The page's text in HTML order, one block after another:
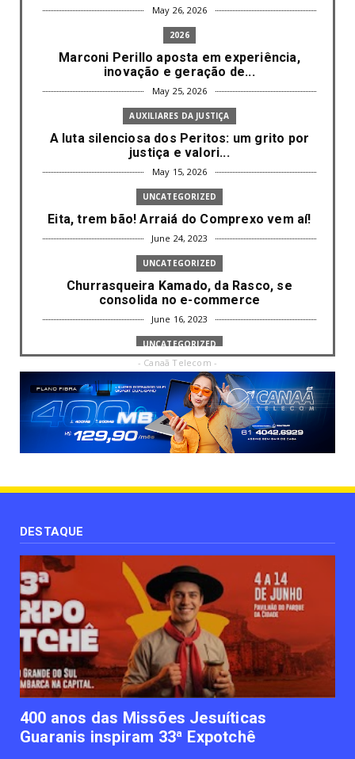
May 26, 2026
2026
Marconi Perillo aposta em experiência,
inovação e geração de...
May 25, 2026
AUXILIARES DA JUSTIÇA
A luta silenciosa dos Peritos: um grito por
justiça e valori...
May 15, 2026
UNCATEGORIZED
Eita, trem bão! Arraiá do Comprexo vem aí!
June 24, 2023
UNCATEGORIZED
Churrasqueira Kamado, da Rasco, se
consolida no e-commerce
June 16, 2023
UNCATEGORIZED
Com mais da metade dos cargos de
liderança ocupados por mulh...
June 16, 2023
UNCATEGORIZED
Paisagismo valoriza imóvel e atrai clientes
UNCATEGORIZED
June 12, 2023
UNCATEGORIZED
Empresas apostam em iniciativas de
felicidade corporativa pa...
June 09, 2023
UNCATEGORIZED
Lawtech gaúcha ajuda advogados a
organizarem sua vida financ...
June 09, 2023
- Canaã Telecom -
DESTAQUE
400 anos das Missões Jesuíticas
Guaranis inspiram 33ª Expotchê